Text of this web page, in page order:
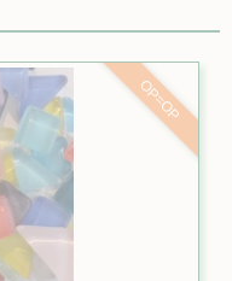
OP=OP